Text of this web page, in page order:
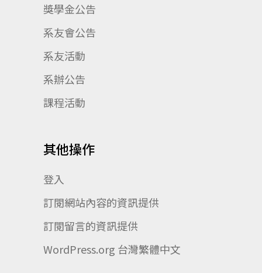
獎學金公告
系友會公告
系友活動
系辦公告
課程活動
其他操作
登入
訂閱網站內容的資訊提供
訂閱留言的資訊提供
WordPress.org 台灣繁體中文